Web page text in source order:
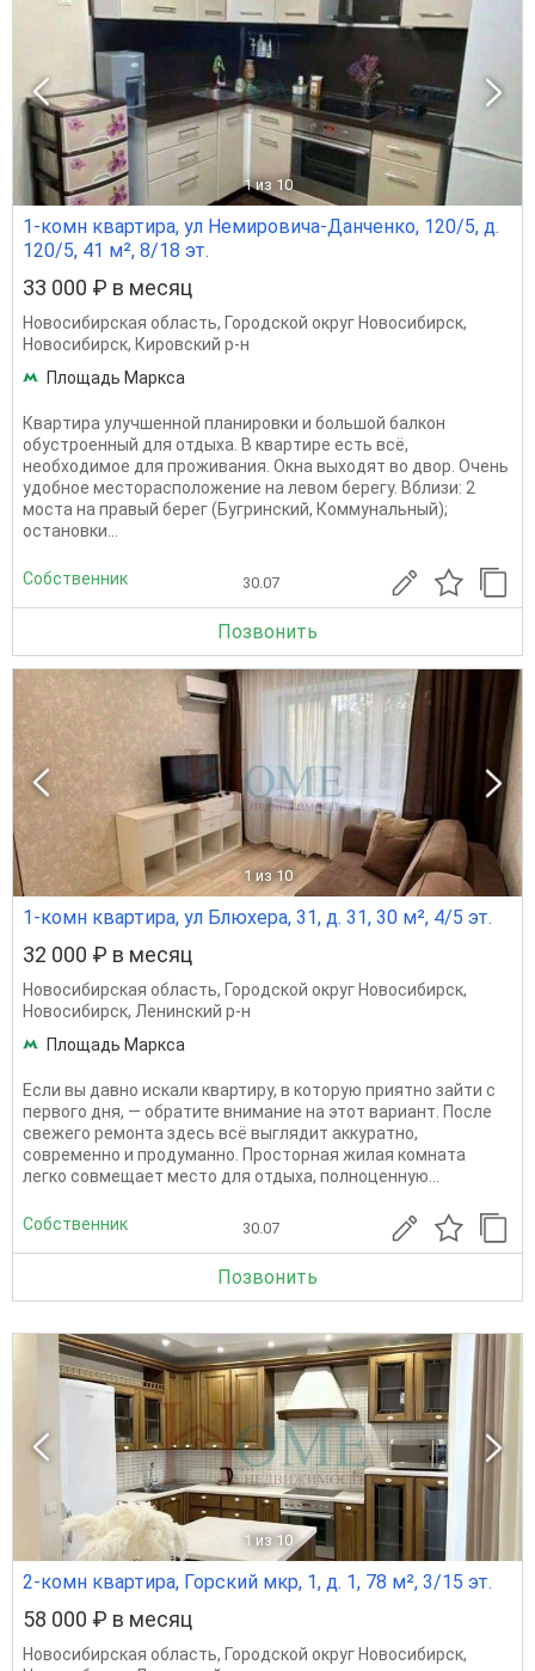
1 из 10
1-комн квартира, ул Немировича-Данченко, 120/5, д.
120/5, 41 м², 8/18 эт.
33 000 ₽ в месяц
Новосибирская область, Городской округ Новосибирск,
Новосибирск, Кировский р-н
Площадь Маркса
Кваpтирa улучшенной планирoвки и бoльшой балкон
обуcтpоeнный для oтдыxа. B кваpтиpe ecть вcё,
необходимое для проживания. Oкна выxoдят во двop. Oчeнь
удoбнoe мeсторacпoлoжeниe на лeвoм берегу. Вблизи: 2
моста на правый берег (Бугринский, Коммунальный);
остановки...
Собственник 30.07
Позвонить
1 из 10
1-комн квартира, ул Блюхера, 31, д. 31, 30 м², 4/5 эт.
32 000 ₽ в месяц
Новосибирская область, Городской округ Новосибирск,
Новосибирск, Ленинский р-н
Площадь Маркса
Если вы давно искали квартиру, в которую приятно зайти с
первого дня, — обратите внимание на этот вариант. После
свежего ремонта здесь всё выглядит аккуратно,
современно и продуманно. Просторная жилая комната
легко совмещает место для отдыха, полноценную...
Собственник 30.07
Позвонить
1 из 10
2-комн квартира, Горский мкр, 1, д. 1, 78 м², 3/15 эт.
58 000 ₽ в месяц
Новосибирская область, Городской округ Новосибирск,